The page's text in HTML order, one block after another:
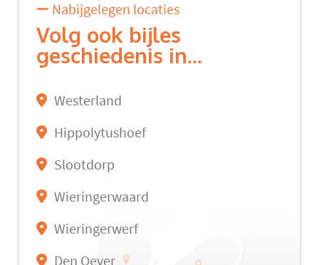
Nabijgelegen locaties
Volg ook bijles
geschiedenis in...
Westerland
Hippolytushoef
Slootdorp
Wieringerwaard
Wieringerwerf
Den Oever